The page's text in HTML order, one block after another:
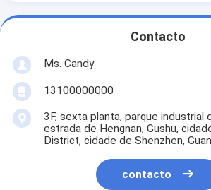
Contacto
Ms. Candy
13100000000
3F, sexta planta, parque industrial
estrada de Hengnan, Gushu,
District, cidade de Shenzhen,
contacto